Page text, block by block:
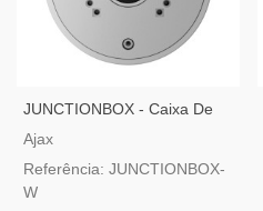
JUNCTIONBOX - Caixa De
Conexões Para Câmaras
Ajax
Referência: JUNCTIONBOX-
W